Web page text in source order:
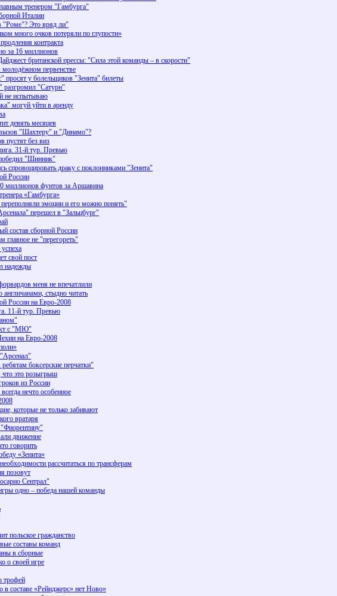
тренером "Гамбурга"
Италии
Это вряд ли"
много очков потеряли по глупости»
контракта
за 16 миллионов
британской прессы: "Сила этой команды – в скорости"
первенстве
просят у болельщиков "Зенита" билеты
разгромил "Сатурн"
не испытываю
могуй уйти в аренду
девять месяцев
"Шахтеру" и "Динамо"?
пустят без виз
31-й тур. Превью
"Шинник"
спровоцировать драку с поклонниками "Зенита"
России
миллионов фунтов за Аршавина
«Гамбурга»
эмоции и его можно понять"
перешел в "Зальцбург"
состав сборной России
не "перегореть"
свой пост
надежды
меня не впечатлили
стыдно читать
России на Евро-2008
11-й тур. Превью
с "МЮ"
на Евро-2008
боксерские перчатки"
что это розыгрыш
из России
нечто особенное
которые не только забивают
вратаря
"Фиорентину"
движение
говорить
«Зенита»
рассчитаться по трансферам
позовут
Сентрал"
одно – победа нашей команды
польское гражданство
составы команд
в сборные
о своей игре
трофей
в составе «Рейнджерс» нет Ново»